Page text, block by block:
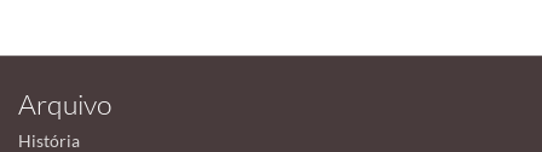
Arquivo
História